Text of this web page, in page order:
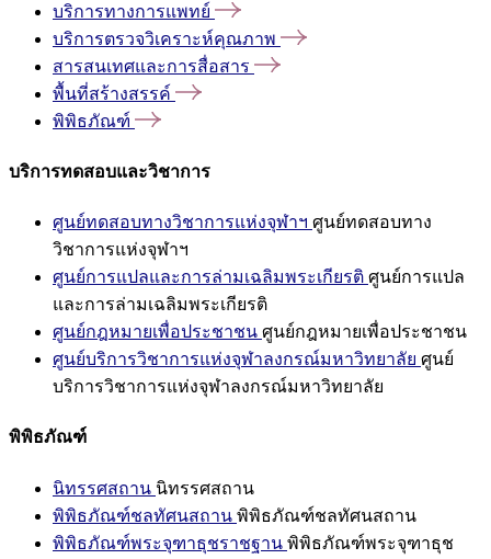
บริการทางการแพทย์
บริการตรวจวิเคราะห์คุณภาพ
สารสนเทศและการสื่อสาร
พื้นที่สร้างสรรค์
พิพิธภัณฑ์
บริการทดสอบและวิชาการ
ศูนย์ทดสอบทางวิชาการแห่งจุฬาฯ ศูนย์ทดสอบทาง
วิชาการแห่งจุฬาฯ
ศูนย์การแปลและการล่ามเฉลิมพระเกียรติ ศูนย์การแปล
และการล่ามเฉลิมพระเกียรติ
ศูนย์กฎหมายเพื่อประชาชน ศูนย์กฎหมายเพื่อประชาชน
ศูนย์บริการวิชาการแห่งจุฬาลงกรณ์มหาวิทยาลัย ศูนย์
บริการวิชาการแห่งจุฬาลงกรณ์มหาวิทยาลัย
พิพิธภัณฑ์
นิทรรศสถาน นิทรรศสถาน
พิพิธภัณฑ์ชลทัศนสถาน พิพิธภัณฑ์ชลทัศนสถาน
พิพิธภัณฑ์พระจุฑาธุชราชฐาน พิพิธภัณฑ์พระจุฑาธุช